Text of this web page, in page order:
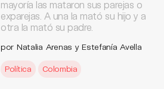
mayoría las mataron sus parejas o
exparejas. A una la mató su hijo y a
otra la mató su padre.
por Natalia Arenas y Estefanía Avella
Política Colombia